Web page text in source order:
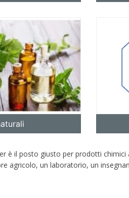
è il posto giusto per prodotti
agricolo, un laboratorio, un